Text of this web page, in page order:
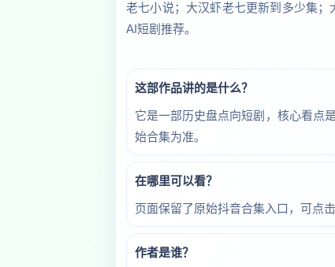
老七小说；大汉虾老七更新到多少集；
AI短剧推荐。
这部作品讲的是什么？
它是一部历史盘点向短剧，核心看点
始合集为准。
在哪里可以看？
页面保留了原始抖音合集入口，可点
作者是谁？